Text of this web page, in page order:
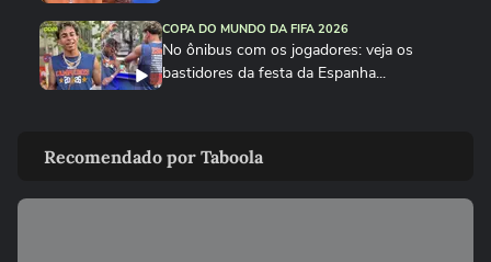
COPA DO MUNDO DA FIFA 2026
No ônibus com os jogadores: veja os
bastidores da festa da Espanha...
música viral criada por...
COPA DO MUNDO DA FIFA 2026
Recomendado por Taboola